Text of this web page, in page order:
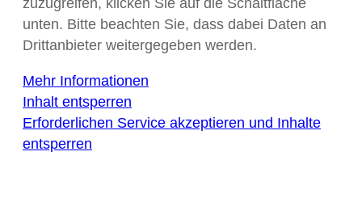
zuzugreifen, klicken Sie auf die Schaltfläche
unten. Bitte beachten Sie, dass dabei Daten an
Drittanbieter weitergegeben werden.
Mehr Informationen
Inhalt entsperren
Erforderlichen Service akzeptieren und Inhalte
entsperren